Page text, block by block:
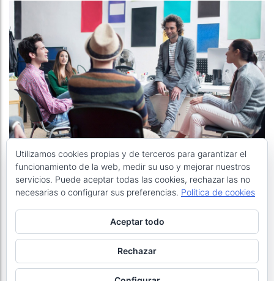
UNCATEGORISED
Image Format technical partner
towards web success.
Utilizamos cookies propias y de terceros para garantizar el
funcionamiento de la web, medir su uso y mejorar nuestros
servicios. Puede aceptar todas las cookies, rechazar las no
necesarias o configurar sus preferencias. Política de cookies
Aceptar todo
Rechazar